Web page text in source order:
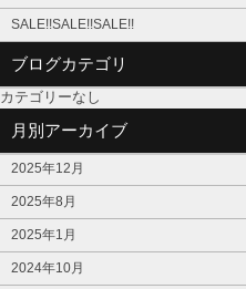
SALE!!SALE!!SALE!!
ブログカテゴリ
カテゴリーなし
月別アーカイブ
2025年12月
2025年8月
2025年1月
2024年10月